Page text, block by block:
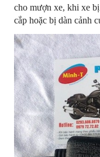
cho mượn xe, khi xe
cắp hoặc bị dàn cảnh